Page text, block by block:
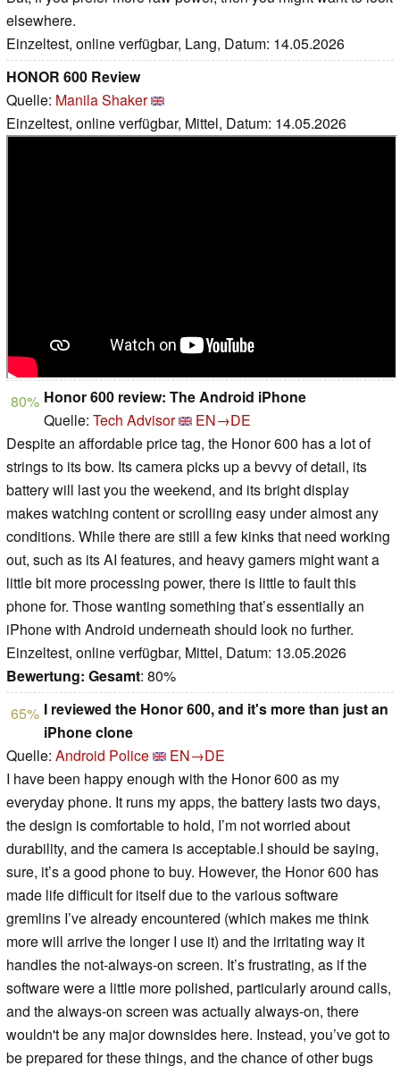
elsewhere.
Einzeltest, online verfügbar, Lang, Datum: 14.05.2026
HONOR 600 Review
Quelle: Manila Shaker
Einzeltest, online verfügbar, Mittel, Datum: 14.05.2026
80% Honor 600 review: The Android iPhone
Quelle: Tech Advisor
EN→DE
Despite an affordable price tag, the Honor 600 has a lot of
strings to its bow. Its camera picks up a bevvy of detail, its
battery will last you the weekend, and its bright display
makes watching content or scrolling easy under almost any
conditions. While there are still a few kinks that need working
out, such as its AI features, and heavy gamers might want a
little bit more processing power, there is little to fault this
phone for. Those wanting something that’s essentially an
iPhone with Android underneath should look no further.
Einzeltest, online verfügbar, Mittel, Datum: 13.05.2026
Bewertung: Gesamt: 80%
65% I reviewed the Honor 600, and it's more than just an
iPhone clone
Quelle: Android Police
EN→DE
I have been happy enough with the Honor 600 as my
everyday phone. It runs my apps, the battery lasts two days,
the design is comfortable to hold, I’m not worried about
durability, and the camera is acceptable.I should be saying,
sure, it’s a good phone to buy. However, the Honor 600 has
made life difficult for itself due to the various software
gremlins I’ve already encountered (which makes me think
more will arrive the longer I use it) and the irritating way it
handles the not-always-on screen. It’s frustrating, as if the
software were a little more polished, particularly around calls,
and the always-on screen was actually always-on, there
wouldn't be any major downsides here. Instead, you’ve got to
be prepared for these things, and the chance of other bugs